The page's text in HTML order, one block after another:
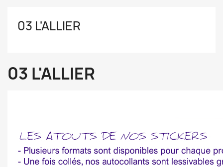
03 L'ALLIER
03 L'ALLIER